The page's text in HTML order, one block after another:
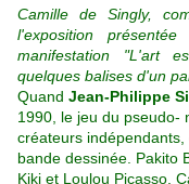
Camille de Singly,
l'exposition
manifestation "L'art
quelques balises d'un
Quand Jean-Philippe
1990, le jeu du pseudo-
créateurs indépendants,
bande dessinée. Pakito
Kiki et Loulou Picasso,